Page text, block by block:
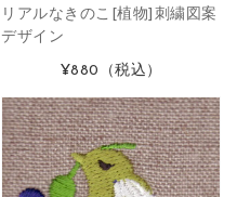
リアルなきのこ[植物]刺繍図案
デザイン
¥880 （税込）